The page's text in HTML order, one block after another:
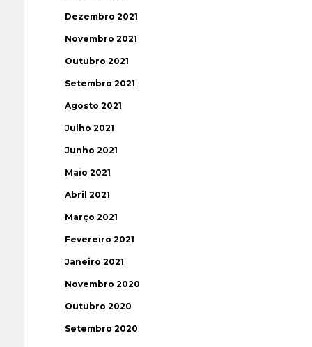
Dezembro 2021
Novembro 2021
Outubro 2021
Setembro 2021
Agosto 2021
Julho 2021
Junho 2021
Maio 2021
Abril 2021
Março 2021
Fevereiro 2021
Janeiro 2021
Novembro 2020
Outubro 2020
Setembro 2020